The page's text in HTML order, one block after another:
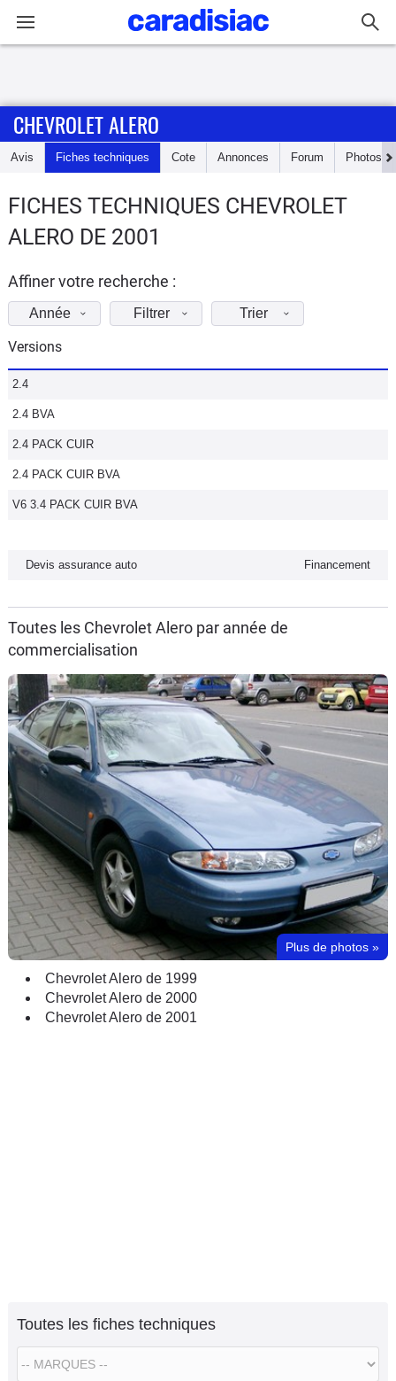
Accueil
Essais
d'achat
Electriques
Utilitaires
Flottes
Auto
Services
Marques
CHEVROLET ALERO
Avis Fiches techniques Cote Annonces Forum Photos
FICHES TECHNIQUES CHEVROLET
ALERO DE 2001
Affiner votre recherche :
Année Filtrer Trier
Versions
2.4
2.4 BVA
2.4 PACK CUIR
2.4 PACK CUIR BVA
V6 3.4 PACK CUIR BVA
Devis assurance auto Financement
Toutes les Chevrolet Alero par année de
commercialisation
Plus de photos »
Chevrolet Alero de 1999
Chevrolet Alero de 2000
Chevrolet Alero de 2001
Toutes les fiches techniques